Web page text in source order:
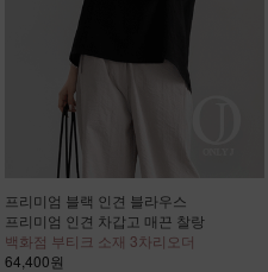
프리미엄 블랙 인견 블라우스
프리미엄 인견 차갑고 매끈 찰랑
백화점 부티크 소재 3차리오더
64,400원